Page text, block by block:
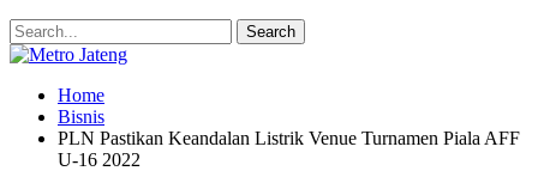
Home
Bisnis
PLN Pastikan Keandalan Listrik Venue Turnamen Piala AFF
U-16 2022